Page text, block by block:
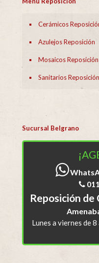
Cerámicos
Azulejos Reposición
Mosaicos Reposición
Sanitarios Reposición
Sucursal Belgrano
Reposición de
Lunes a viernes de 8